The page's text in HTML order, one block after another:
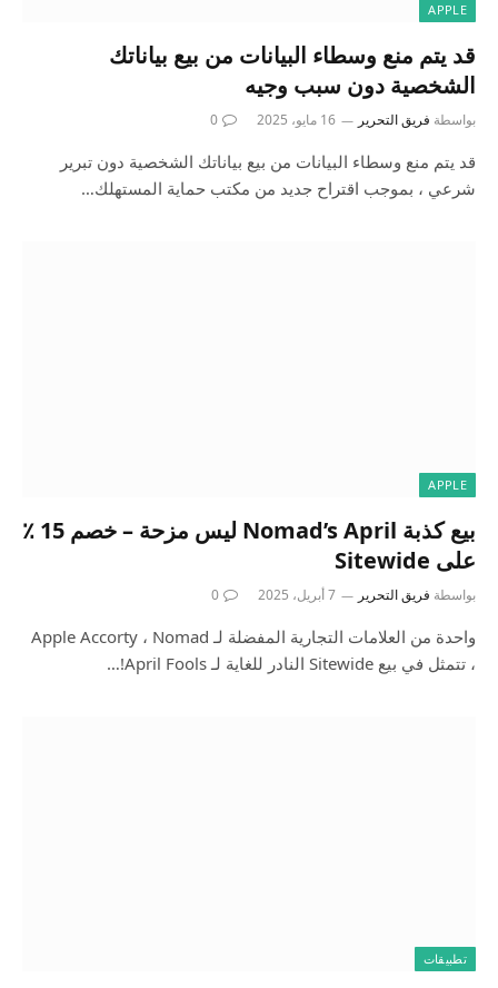
APPLE
قد يتم منع وسطاء البيانات من بيع بياناتك
الشخصية دون سبب وجيه
بواسطة فريق التحرير 16 مايو، 2025 0
قد يتم منع وسطاء البيانات من بيع بياناتك الشخصية دون تبرير
شرعي ، بموجب اقتراح جديد من مكتب حماية المستهلك…
APPLE
بيع كذبة Nomad’s April ليس مزحة – خصم 15 ٪
على Sitewide
بواسطة فريق التحرير 7 أبريل، 2025 0
واحدة من العلامات التجارية المفضلة لـ Apple Accorty ، Nomad
، تتمثل في بيع Sitewide النادر للغاية لـ April Fools!…
تطبيقات